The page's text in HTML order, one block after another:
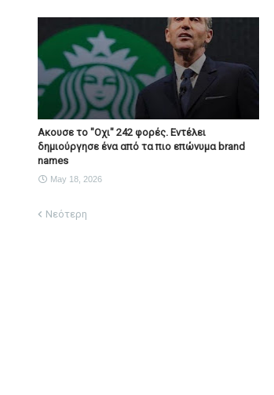
Ακουσε το "Οχι" 242 φορές. Εντέλει
δημιούργησε ένα από τα πιο επώνυμα brand
names
May 18, 2026
Νεότερη